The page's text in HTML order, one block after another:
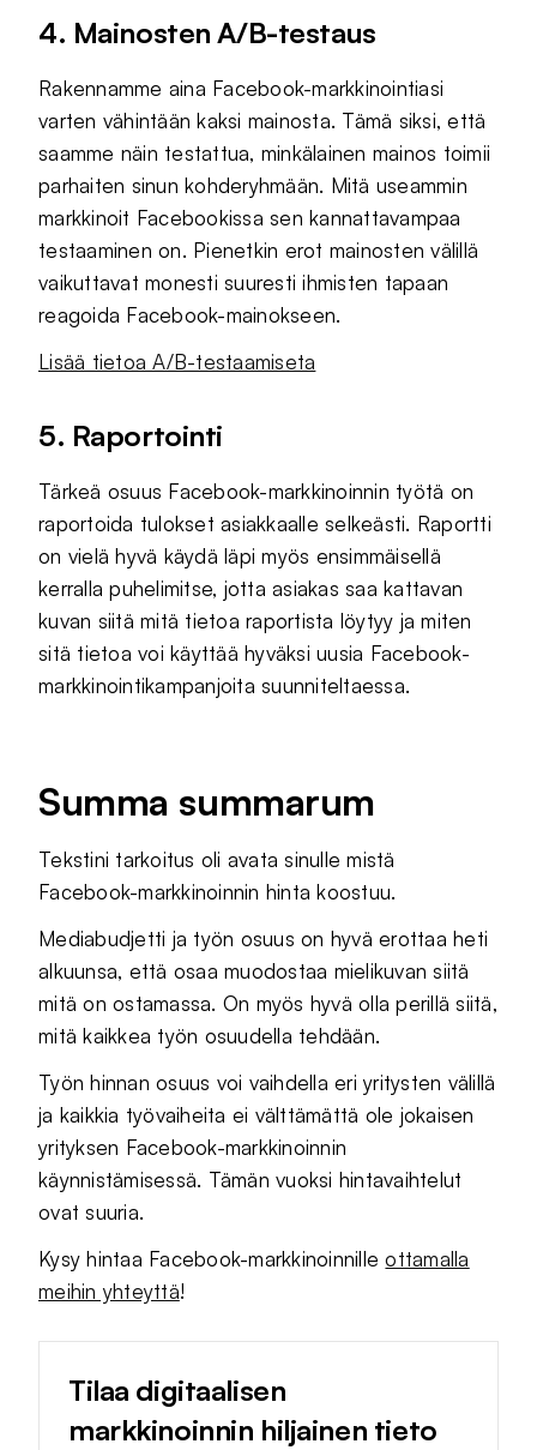
4. Mainosten A/B-testaus
Rakennamme aina Facebook-markkinointiasi
varten vähintään kaksi mainosta. Tämä siksi, että
saamme näin testattua, minkälainen mainos toimii
parhaiten sinun kohderyhmään. Mitä useammin
markkinoit Facebookissa sen kannattavampaa
testaaminen on. Pienetkin erot mainosten välillä
vaikuttavat monesti suuresti ihmisten tapaan
reagoida Facebook-mainokseen.
Lisää tietoa A/B-testaamiseta
5. Raportointi
Tärkeä osuus Facebook-markkinoinnin työtä on
raportoida tulokset asiakkaalle selkeästi. Raportti
on vielä hyvä käydä läpi myös ensimmäisellä
kerralla puhelimitse, jotta asiakas saa kattavan
kuvan siitä mitä tietoa raportista löytyy ja miten
sitä tietoa voi käyttää hyväksi uusia Facebook-
markkinointikampanjoita suunniteltaessa.
Summa summarum
Tekstini tarkoitus oli avata sinulle mistä
Facebook-markkinoinnin hinta koostuu.
Mediabudjetti ja työn osuus on hyvä erottaa heti
alkuunsa, että osaa muodostaa mielikuvan siitä
mitä on ostamassa. On myös hyvä olla perillä siitä,
mitä kaikkea työn osuudella tehdään.
Työn hinnan osuus voi vaihdella eri yritysten välillä
ja kaikkia työvaiheita ei välttämättä ole jokaisen
yrityksen Facebook-markkinoinnin
käynnistämisessä. Tämän vuoksi hintavaihtelut
ovat suuria.
Kysy hintaa Facebook-markkinoinnilleottamalla
meihin yhteyttä!
Tilaa digitaalisen
markkinoinnin hiljainen tieto